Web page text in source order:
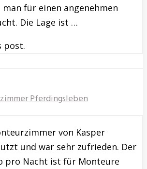
man für einen angenehmen
Die Lage ist …
post.
Pferdingsleben
von Kasper
und war sehr zufrieden. Der
pro Nacht ist für Monteure